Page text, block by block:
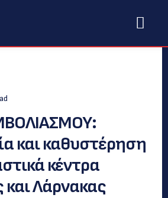
και καθυστέρηση
κέντρα
Λάρνακας